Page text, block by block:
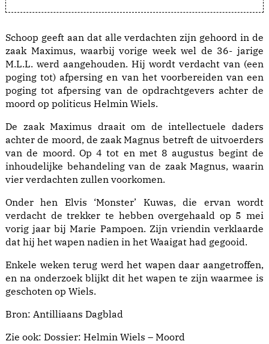
Schoop geeft aan dat alle verdachten zijn gehoord in de
zaak Maximus, waarbij vorige week wel de 36- jarige
M.L.L. werd aangehouden. Hij wordt verdacht van (een
poging tot) afpersing en van het voorbereiden van een
poging tot afpersing van de opdrachtgevers achter de
moord op politicus Helmin Wiels.
De zaak Maximus draait om de intellectuele daders
achter de moord, de zaak Magnus betreft de uitvoerders
van de moord. Op 4 tot en met 8 augustus begint de
inhoudelijke behandeling van de zaak Magnus, waarin
vier verdachten zullen voorkomen.
Onder hen Elvis ‘Monster’ Kuwas, die ervan wordt
verdacht de trekker te hebben overgehaald op 5 mei
vorig jaar bij Marie Pampoen. Zijn vriendin verklaarde
dat hij het wapen nadien in het Waaigat had gegooid.
Enkele weken terug werd het wapen daar aangetroffen,
en na onderzoek blijkt dit het wapen te zijn waarmee is
geschoten op Wiels.
Bron: Antilliaans Dagblad
Zie ook: Dossier: Helmin Wiels – Moord